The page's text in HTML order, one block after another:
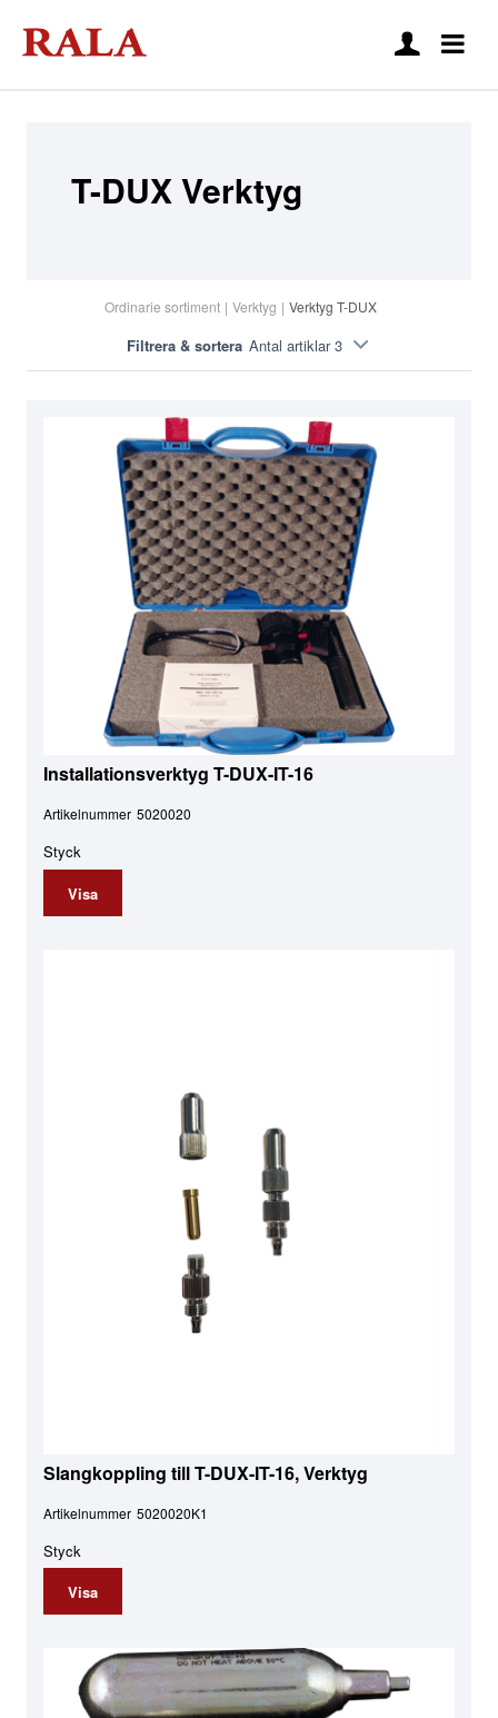
T-DUX Verktyg
Ordinarie sortiment | Verktyg | Verktyg T-DUX
Filtrera & sortera Antal artiklar 3
Installationsverktyg T-DUX-IT-16
Artikelnummer 5020020
Styck
Visa
Slangkoppling till T-DUX-IT-16, Verktyg
Artikelnummer 5020020K1
Styck
Visa